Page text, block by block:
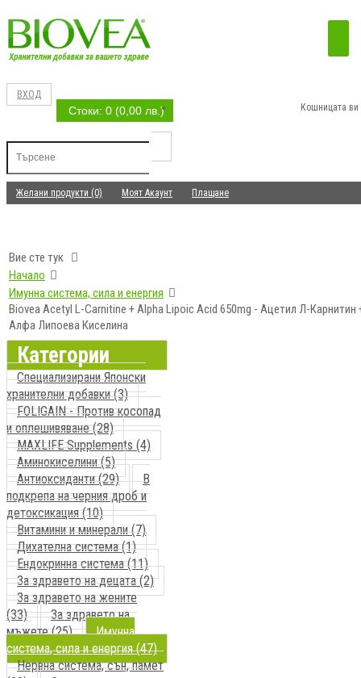
ВХОД
Стоки: 0 (0,00 лв.) Кошницата ви
Желани продукти (0) Моят Акаунт Плащане
Вие сте тук
Начало
Имунна система, сила и енергия
Biovea Acetyl L-Carnitine + Alpha Lipoic Acid 650mg - Ацетил Л-Карнитин
Алфа Липоева Киселина
Категории
Специализирани Японски
хранителни добавки (3)
FOLIGAIN - Против косопад
и оплешивяване (28)
MAXLIFE Supplements (4)
Аминокиселини (5)
Антиоксиданти (29)
В
подкрепа на черния дроб и
детоксикация (10)
Витамини и минерали (7)
Дихателна система (1)
Ендокринна система (11)
За здравето на децата (2)
За здравето на жените
(33)
За здравето на
мъжете (25)
Имунна
система, сила и енергия (47)
Нервна система, сън, памет